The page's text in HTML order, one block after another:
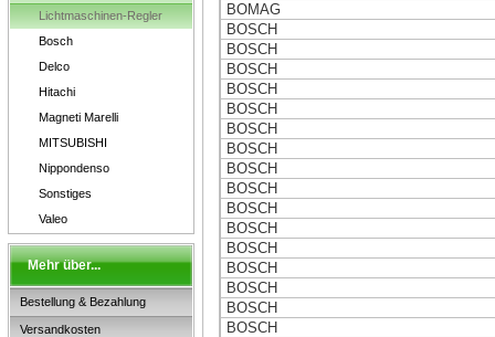
Lichtmaschinen-Regler
Bosch
Delco
Hitachi
Magneti Marelli
MITSUBISHI
Nippondenso
Sonstiges
Valeo
Mehr über...
Bestellung & Bezahlung
Versandkosten
BOMAG
BOSCH
BOSCH
BOSCH
BOSCH
BOSCH
BOSCH
BOSCH
BOSCH
BOSCH
BOSCH
BOSCH
BOSCH
BOSCH
BOSCH
BOSCH
BOSCH